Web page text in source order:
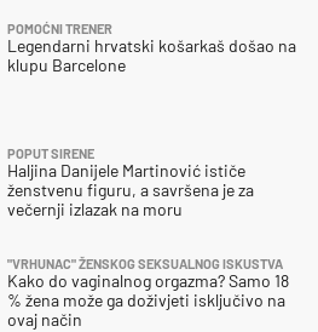
POMOĆNI TRENER
Legendarni hrvatski košarkaš došao na
klupu Barcelone
POPUT SIRENE
Haljina Danijele Martinović ističe
ženstvenu figuru, a savršena je za
večernji izlazak na moru
"VRHUNAC" ŽENSKOG SEKSUALNOG ISKUSTVA
Kako do vaginalnog orgazma? Samo 18
% žena može ga doživjeti isključivo na
ovaj način